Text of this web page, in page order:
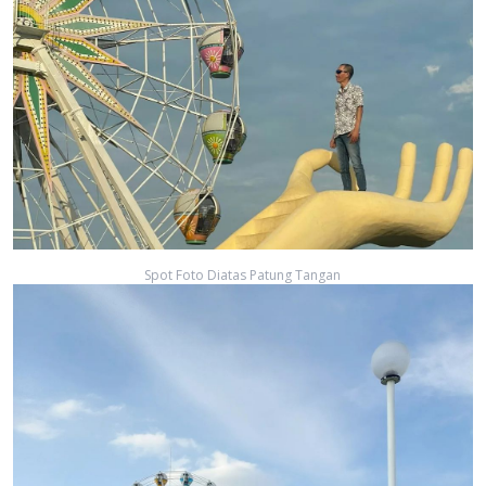
Spot Foto Diatas Patung Tangan